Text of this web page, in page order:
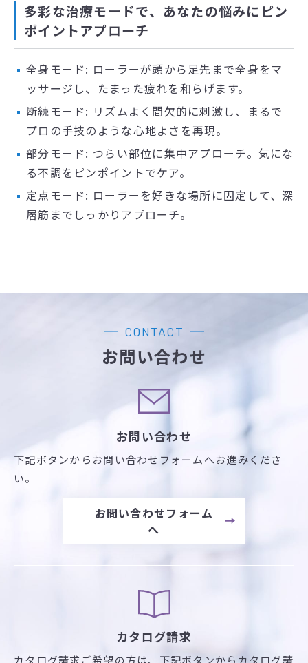
多彩な治療モードで、あなたの悩みにピン
ポイントアプローチ
全身モード: ローラーが頭から足先まで全身をマ
ッサージし、たまった疲れを和らげます。
断続モード: リズムよく間欠的に刺激し、まるで
プロの手技のような心地よさを再現。
部分モード: つらい部位に集中アプローチ。気にな
る不調をピンポイントでケア。
定点モード: ローラーを好きな場所に固定して、深
層筋までしっかりアプローチ。
CONTACT
お問い合わせ
お問い合わせ
下記ボタンからお問い合わせフォームへお進みくださ
い。
お問い合わせフォーム
へ
カタログ請求
カタログ請求ご希望の方は、 下記ボタンからカタログ請